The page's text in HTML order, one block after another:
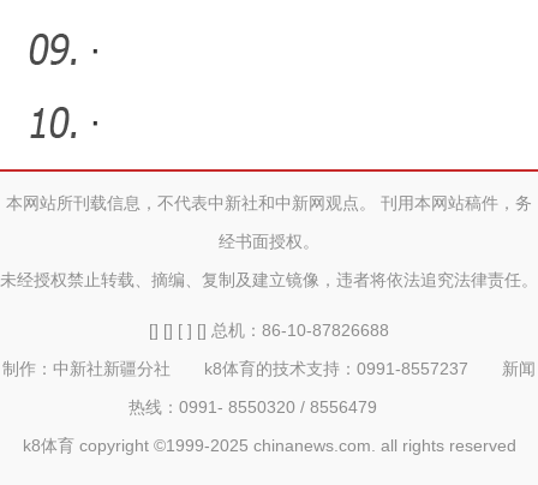
·
·
本网站所刊载信息，不代表中新社和中新网观点。 刊用本网站稿件，务
经书面授权。
未经授权禁止转载、摘编、复制及建立镜像，违者将依法追究法律责任。
[] [] [ ] [] 总机：86-10-87826688
制作：中新社新疆分社 k8体育的技术支持：0991-8557237 新闻
热线：0991- 8550320 / 8556479
k8体育 copyright ©1999-2025 chinanews.com. all rights reserved